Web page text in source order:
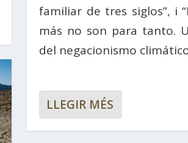
familiar de tres siglos”, i
más no son para tanto.
del negacionismo
LLEGIR MÉS